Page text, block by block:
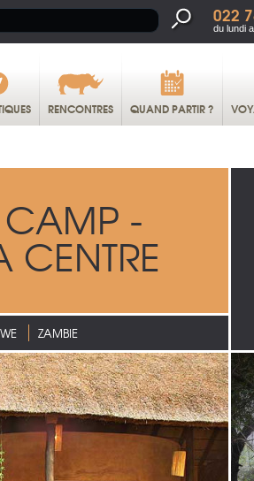
022
du lundi
RENCONTRES QUAND PARTIR ?
CAMP -
CENTRE
ZAMBIE